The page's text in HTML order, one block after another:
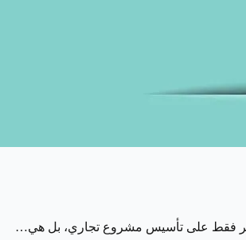
فقط على تأسيس مشروع تجاري، بل هي…